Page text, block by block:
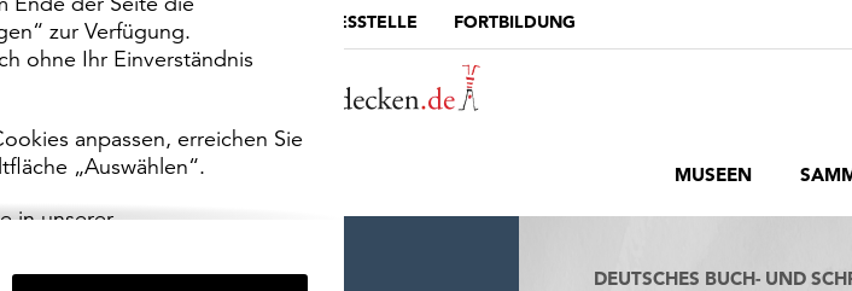
zur Verfügung.
ohne Ihr Einverständnis
anpassen, erreichen Sie
„Auswählen“.
in unserer
MUSEUMSPORTAL DIE LANDESSTELLE FORTBILDUNG
MUSEEN
DEUTSCHES BUCH- UND